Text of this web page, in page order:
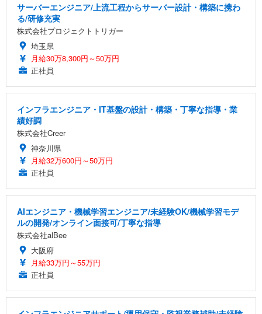
サーバーエンジニア/上流工程からサーバー設計・構築に携わ
る/研修充実
株式会社プロジェクトトリガー
埼玉県
月給30万8,300円～50万円
正社員
インフラエンジニア・IT基盤の設計・構築・丁寧な指導・業
績好調
株式会社Creer
神奈川県
月給32万600円～50万円
正社員
AIエンジニア・機械学習エンジニア/未経験OK/機械学習モデ
ルの開発/オンライン面接可/丁寧な指導
株式会社alBee
大阪府
月給33万円～55万円
正社員